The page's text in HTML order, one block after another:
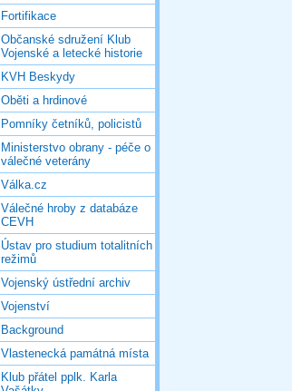
Fortifikace
Občanské sdružení Klub
Vojenské a letecké historie
KVH Beskydy
Oběti a hrdinové
Pomníky četníků, policistů
Ministerstvo obrany - péče o
válečné veterány
Válka.cz
Válečné hroby z databáze
CEVH
Ústav pro studium totalitních
režimů
Vojenský ústřední archiv
Vojenství
Background
Vlastenecká památná místa
Klub přátel pplk. Karla